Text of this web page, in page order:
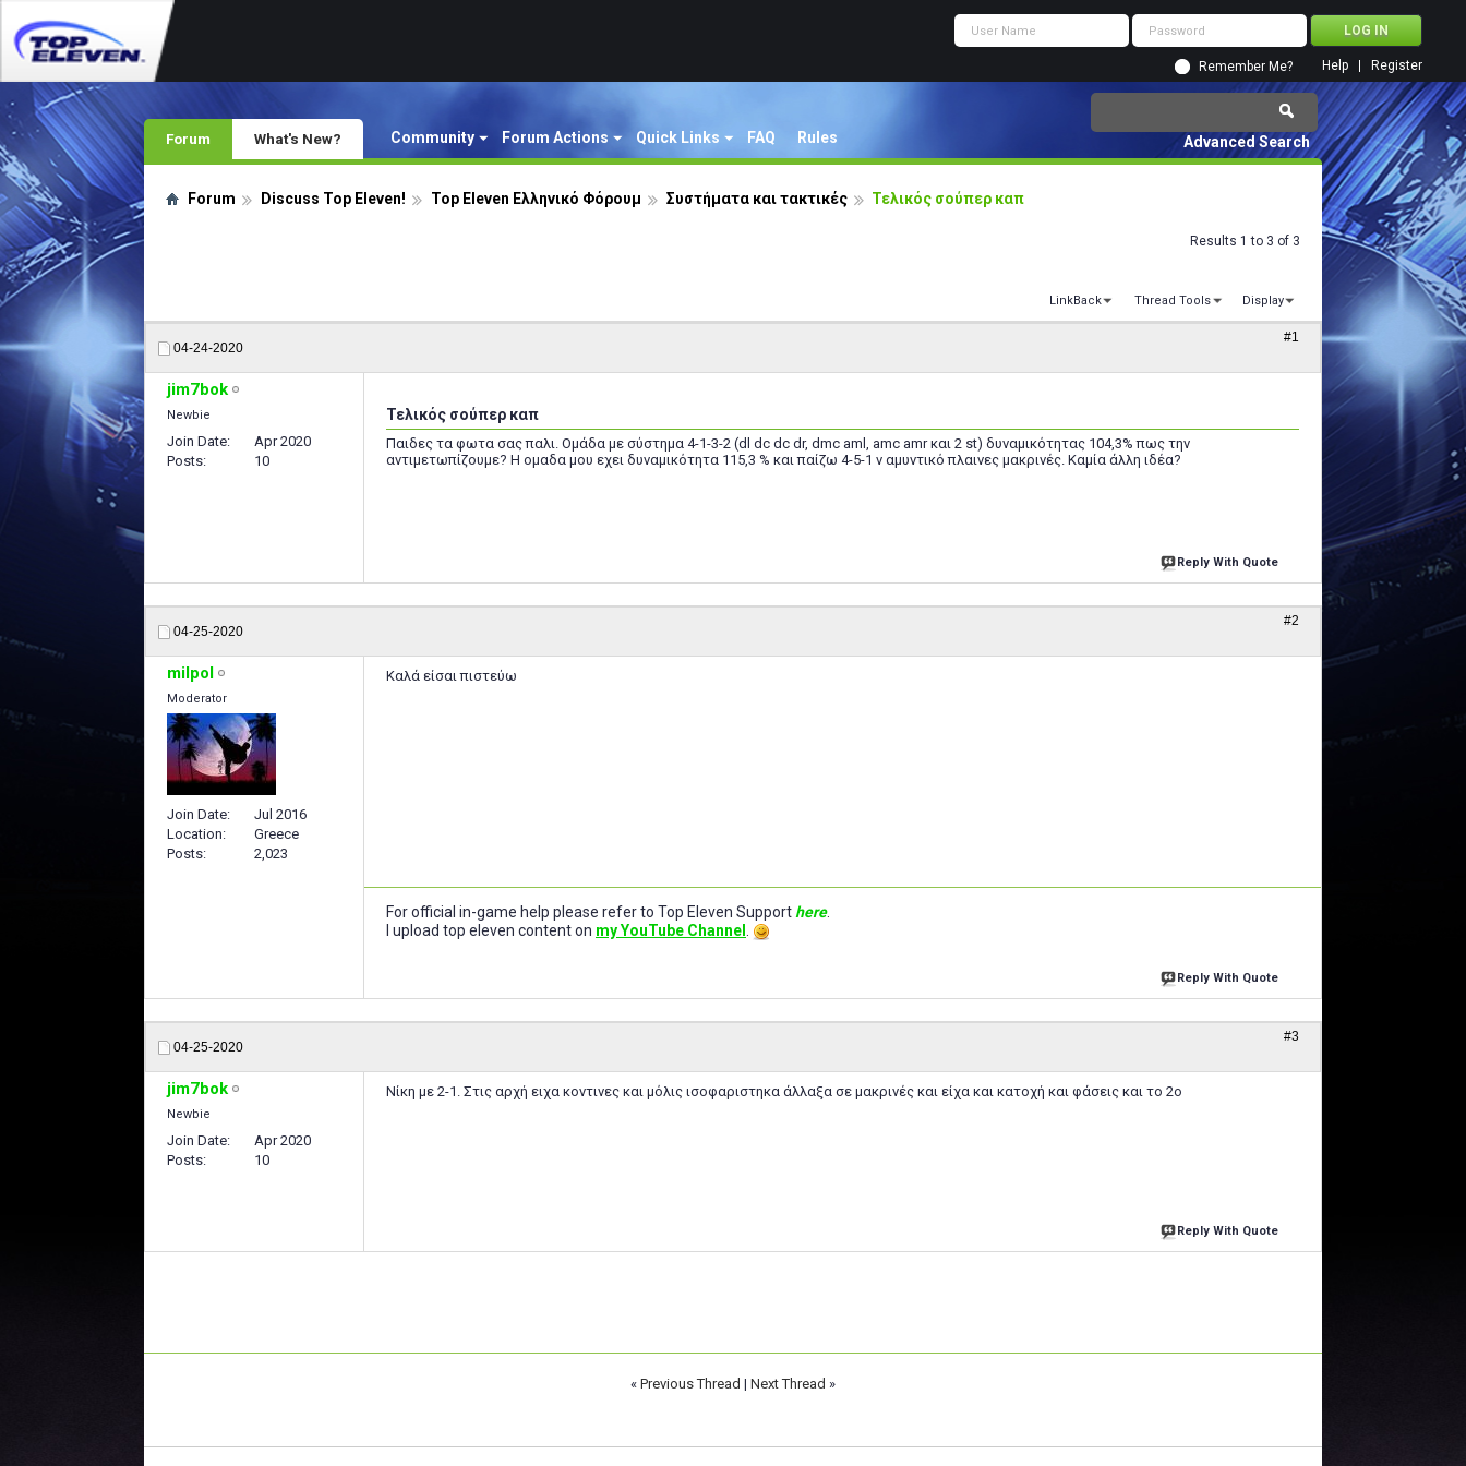
Remember Me? Register
Help
Forum Community Forum Actions Quick Links FAQ Rules
What's New? Advanced Search
Forum Discuss Top Eleven! Top Eleven Ελληνικό Φόρουμ Συστήματα και τακτικές Τελικός σούπερ καπ
Results 1 to 3 of 3
LinkBack Thread Tools Display
04-24-2020
#1
jim7bok
Newbie
Join Date
Apr 2020
Posts
10
Τελικός σούπερ καπ
Παιδες τα φωτα σας παλι. Ομάδα με σύστημα 4-1-3-2 (dl dc dc dr, dmc aml, amc amr και 2 st) δυναμικότητας 104,3% πως την
αντιμετωπίζουμε? Η ομαδα μου εχει δυναμικότητα 115,3 % και παίζω 4-5-1 ν αμυντικό πλαινες μακρινές. Καμία άλλη ιδέα?
Reply With Quote
04-25-2020
#2
milpol
Moderator
Join Date
Jul 2016
Location
Greece
Posts
2,023
Καλά είσαι πιστεύω
For official in-game help please refer to Top Eleven Support here.
I upload top eleven content on my YouTube Channel
Reply With Quote
04-25-2020
#3
jim7bok
Newbie
Join Date
Apr 2020
Posts
10
Νίκη με 2-1. Στις αρχή ειχα κοντινες και μόλις ισοφαριστηκα άλλαξα σε μακρινές και είχα και κατοχή και φάσεις και το 2ο
Reply With Quote
« Previous Thread | Next Thread »